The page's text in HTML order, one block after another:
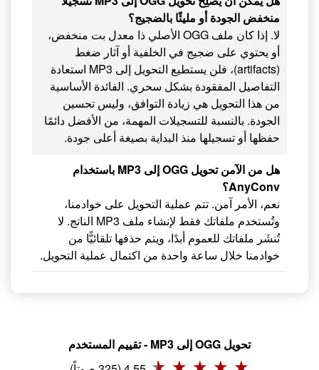
منخفض الجودة أو مليئًا بالضجيج؟
لا. إذا كان ملف OGG الأصلي ذا معدل بت منخفض،
أو يحتوي على ضجيج في الخلفية أو آثار ضغط
(artifacts)، فلن يستطيع التحويل إلى MP3 استعادة
التفاصيل المفقودة بشكل سحري. الفائدة الأساسية
من هذا التحويل هي زيادة التوافق، وليس تحسين
الجودة. بالنسبة للتسجيلات المهمة، من الأفضل دائمًا
حفظها أو تسجيلها منذ البداية بصيغة أعلى جودة.
هل من الآمن تحويل OGG إلى MP3 باستخدام
AnyConv؟
نعم، الأمر آمن. تتم عملية التحويل على خوادمنا،
وتُستخدم ملفاتك فقط لإنشاء ملف MP3 الناتج. لا
تُنشَر ملفاتك للعموم أبدًا، ويتم حذفها تلقائيًّا من
خوادمنا خلال ساعة واحدة من اكتمال عملية التحويل.
تحويل OGG إلى MP3 - تقييم المستخدم